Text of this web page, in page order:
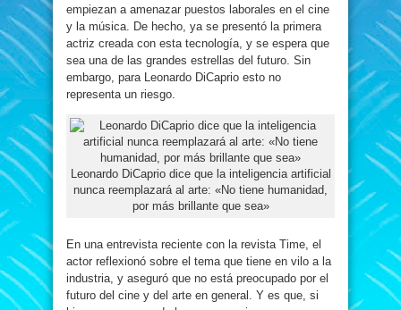
empiezan a amenazar puestos laborales en el cine
y la música. De hecho, ya se presentó la primera
actriz creada con esta tecnología, y se espera que
sea una de las grandes estrellas del futuro. Sin
embargo, para Leonardo DiCaprio esto no
representa un riesgo.
Leonardo DiCaprio dice que la inteligencia artificial
nunca reemplazará al arte: «No tiene humanidad,
por más brillante que sea»
En una entrevista reciente con la revista Time, el
actor reflexionó sobre el tema que tiene en vilo a la
industria, y aseguró que no está preocupado por el
futuro del cine y del arte en general. Y es que, si